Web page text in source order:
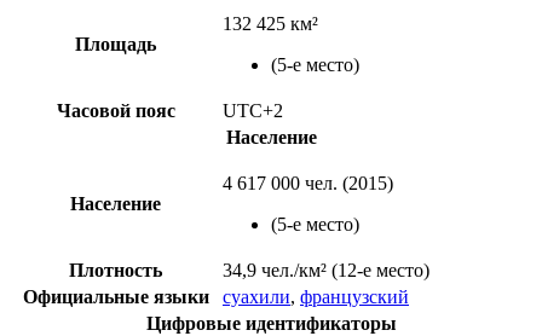
Площадь
132 425 км²
(5-е место)
Часовой пояс
UTC+2
Население
Население
4 617 000 чел. (2015)
(5-е место)
Плотность 34,9 чел./км² (12-е место)
Официальные языки
суахили, французский
Цифровые идентификаторы